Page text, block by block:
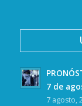
7 de
7 agosto,